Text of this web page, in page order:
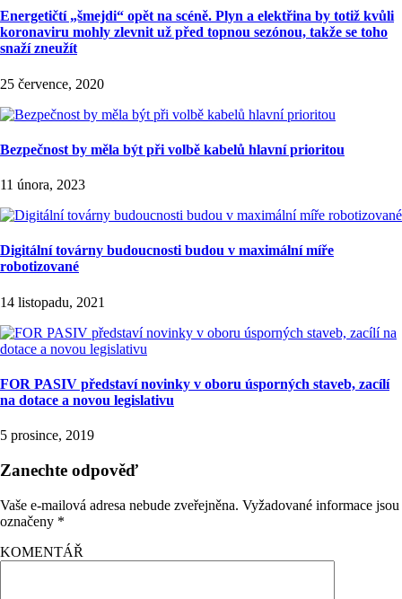
Energetičtí „šmejdi“ opět na scéně. Plyn a elektřina by totiž kvůli
koronaviru mohly zlevnit už před topnou sezónou, takže se toho
snaží zneužít
25 července, 2020
Bezpečnost by měla být při volbě kabelů hlavní prioritou
11 února, 2023
Digitální továrny budoucnosti budou v maximální míře
robotizované
14 listopadu, 2021
FOR PASIV představí novinky v oboru úsporných staveb, zacílí
na dotace a novou legislativu
5 prosince, 2019
Zanechte odpověď
Vaše e-mailová adresa nebude zveřejněna. Vyžadované informace jsou
označeny *
KOMENTÁŘ